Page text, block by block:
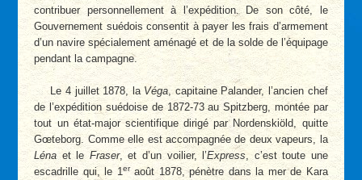
contribuer personnellement à l’expédition. De son côté, le
Gouvernement suédois consentit à payer les frais d’armement
d’un navire spécialement aménagé et de la solde de l’équipage
pendant la campagne.
Le 4 juillet 1878, laVéga, capitaine Palander, l’ancien chef
de l’expédition suédoise de 1872-73 au Spitzberg, montée par
tout un état-major scientifique dirigé par Nordenskiöld, quitte
Gœteborg. Comme elle est accompagnée de deux vapeurs, la
Léna et leFraser, et d’un voilier, l’Express , c’est toute une
escadrille qui, le 1 eraoût 1878, pénètre dans la mer de Kara